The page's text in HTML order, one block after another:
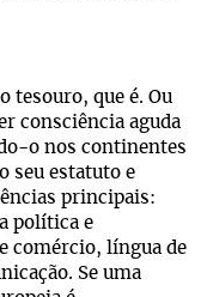
tesouro, que é. Ou
consciência aguda
o nos continentes
seu estatuto e
principais:
política e
comércio, língua de
Se uma